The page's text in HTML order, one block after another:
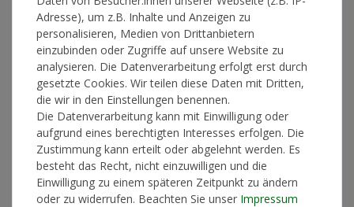
Lieferzeit 1-3 Werktage
In den Warenkorb
* inkl. ges. MwSt. zzgl.
Adresse), um z.B. Inhalte und Anzeigen zu
personalisieren, Medien von Drittanbietern
einzubinden oder Zugriffe auf unsere Website zu
analysieren. Die Datenverarbeitung erfolgt erst durch
gesetzte Cookies. Wir teilen diese Daten mit Dritten,
die wir in den Einstellungen benennen.
Die Datenverarbeitung kann mit Einwilligung oder
aufgrund eines berechtigten Interesses erfolgen. Die
Zustimmung kann erteilt oder abgelehnt werden. Es
besteht das Recht, nicht einzuwilligen und die
Einwilligung zu einem späteren Zeitpunkt zu ändern
oder zu widerrufen. Beachten Sie unser Impressum